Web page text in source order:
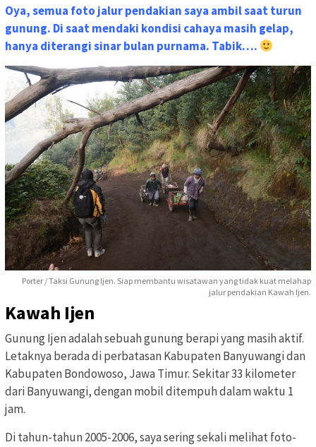
Oya, semua foto jalur pendakian saya ambil saat turun
gunung. Di saat mendaki kondisi cahaya masih gelap,
hanya diterangi sinar bulan purnama. Tabik….
Porter / Taksi Gunung Ijen. Siap membantu wisatawan yang tidak kuat melahap
jalur pendakian Kawah Ijen.
Kawah Ijen
Gunung Ijen adalah sebuah gunung berapi yang masih aktif.
Letaknya berada di perbatasan Kabupaten Banyuwangi dan
Kabupaten Bondowoso, Jawa Timur. Sekitar 33 kilometer
dari Banyuwangi, dengan mobil ditempuh dalam waktu 1
jam.
Di tahun-tahun 2005-2006, saya sering sekali melihat foto-